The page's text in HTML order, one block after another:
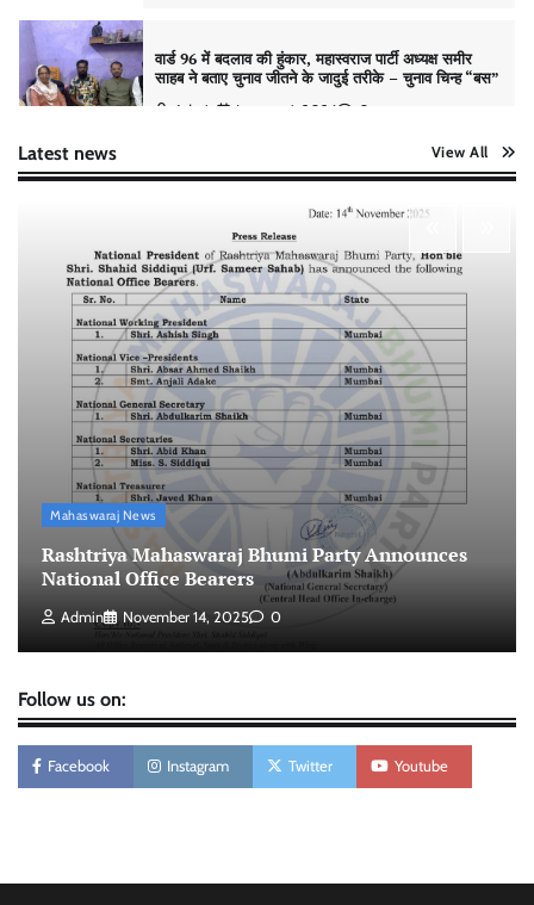
वार्ड 160 से महास्वराज पार्टी की प्रत्याशी स्वलेहा सिद्दीकी—
नामांकन मंज़ूर, 3 जनवरी को मिलेगा चुनाव चिन्ह
Admin December 31, 2025 0
वार्ड 96 से महास्वराज पार्टी की प्रत्याशी रज़िया बेगम खान का
नामांकन पूरा—इलाके में उत्सव का माहौल
Admin December 31, 2025
Latest news View All
Mahaswaraj News
Rashtriya Mahaswaraj Bhumi Party Announces
National Office Bearers
Admin November 14, 2025 0
Follow us on:
Facebook Instagram Twitter Youtube